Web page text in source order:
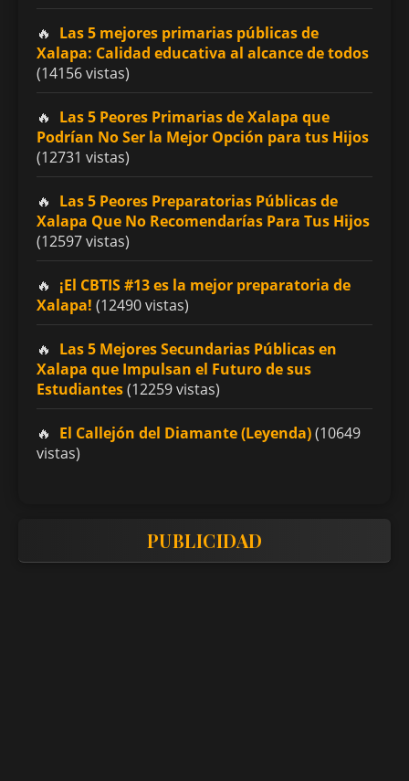
Las 5 mejores primarias públicas de
Xalapa: Calidad educativa al alcance de todos
(14156 vistas)
Las 5 Peores Primarias de Xalapa que
Podrían No Ser la Mejor Opción para tus Hijos
(12731 vistas)
Las 5 Peores Preparatorias Públicas de
Xalapa Que No Recomendarías Para Tus Hijos
(12597 vistas)
¡El CBTIS #13 es la mejor preparatoria de
Xalapa! (12490 vistas)
Las 5 Mejores Secundarias Públicas en
Xalapa que Impulsan el Futuro de sus
Estudiantes(12259 vistas)
El Callejón del Diamante (Leyenda)(10649
vistas)
PUBLICIDAD